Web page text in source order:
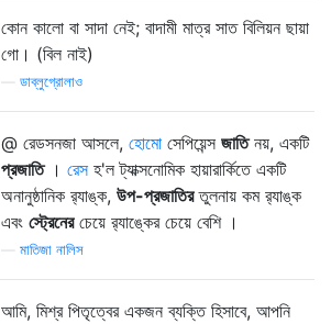
কোন কালো বা সাদা নেই; বাদামী মাত্র সাত বিলিয়ন ছায়া
গো। (বিল নাই)
ডাব্লুগ্রোলাও
@ রেডসনজা আসলে, হোমো সেপিয়েন্স জাতিনয়, একটি
প্রজাতি। রেসহ'ল ট্যাক্সনোমিক হায়ারার্কিতে একটি
অনানুষ্ঠানিক র‌্যাঙ্ক, উপ-প্রজাতিরতুলনায় কম র‌্যাঙ্ক
এবং স্ট্রেনেরচেয়ে র‌্যাঙ্কের চেয়ে বেশি ।
মাতিজা নালিস
আমি, মিশ্র পিতৃত্বের একজন ব্যক্তি হিসাবে, আপনি